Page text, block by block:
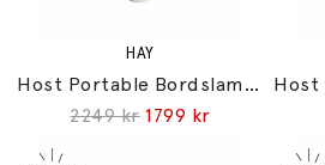
HAY
Host Portable Bordslampa 300 Cream White
2249 kr 1799 kr